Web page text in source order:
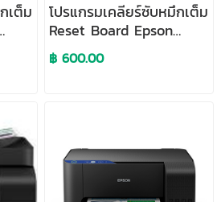
เต็ม
โปรแกรมเคลียร์ซับหมึกเต็ม
Reset Board Epson
L5290
฿ 600.00